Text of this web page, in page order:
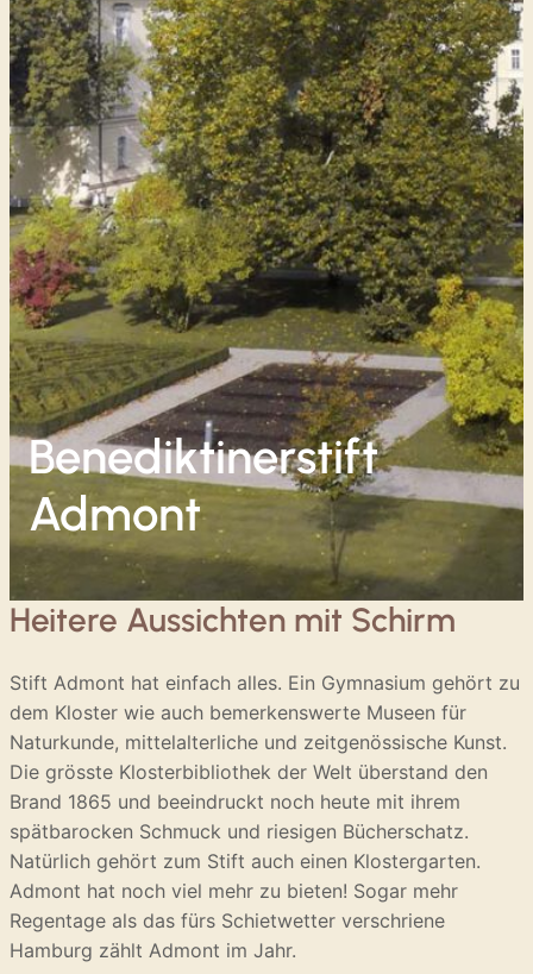
Benediktinerstift
Admont
Heitere Aussichten mit Schirm
Stift Admont hat einfach alles. Ein Gymnasium gehört zu
dem Kloster wie auch bemerkenswerte Museen für
Naturkunde, mittelalterliche und zeitgenössische Kunst.
Die grösste Klosterbibliothek der Welt überstand den
Brand 1865 und beeindruckt noch heute mit ihrem
spätbarocken Schmuck und riesigen Bücherschatz.
Natürlich gehört zum Stift auch einen Klostergarten.
Admont hat noch viel mehr zu bieten! Sogar mehr
Regentage als das fürs Schietwetter verschriene
Hamburg zählt Admont im Jahr.